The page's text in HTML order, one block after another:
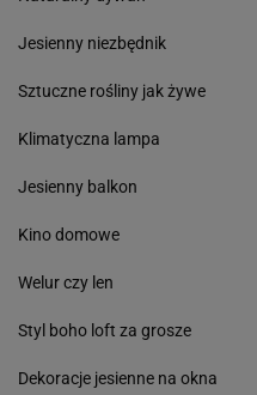
Jesienny niezbędnik
Sztuczne rośliny jak żywe
Klimatyczna lampa
Jesienny balkon
Kino domowe
Welur czy len
Styl boho loft za grosze
Dekoracje jesienne na okna